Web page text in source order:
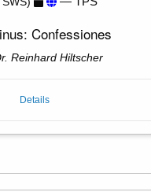
Confessiones
Reinhard Hiltscher
Details